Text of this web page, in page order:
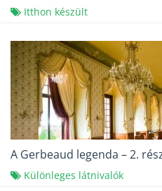
Itthon készült
A Gerbeaud legenda – 2.
Különleges látnivalók